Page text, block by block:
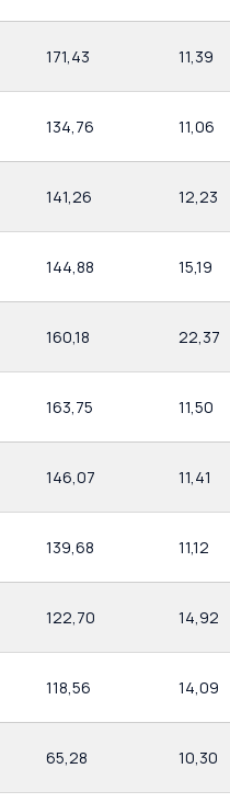
171,43 11,39
134,76 11,06
141,26 12,23
144,88 15,19
160,18 22,37
163,75 11,50
146,07 11,41
139,68 11,12
122,70 14,92
118,56 14,09
65,28 10,30